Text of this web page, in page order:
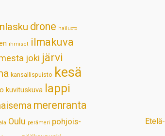
drone hailuoto
ihmiset ilmakuva
joki järvi
kansallispuisto kesä
kuvituskuva lappi
merenranta
Oulu perämeri pohjois-